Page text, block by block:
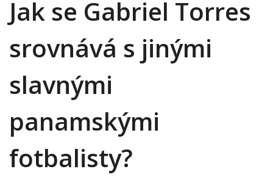
Jak se Gabriel Torres
srovnává s jinými
slavnými
panamskými
fotbalisty?